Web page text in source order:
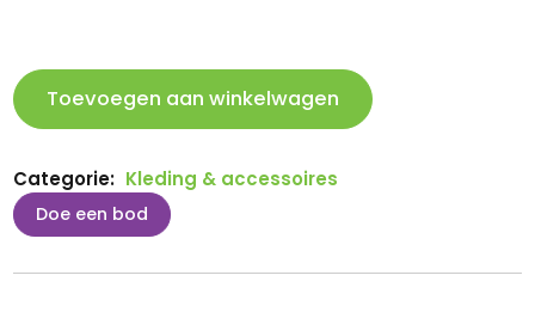
Leuke
jas
aantal
Toevoegen aan winkelwagen
Categorie: Kleding & accessoires
Doe een bod